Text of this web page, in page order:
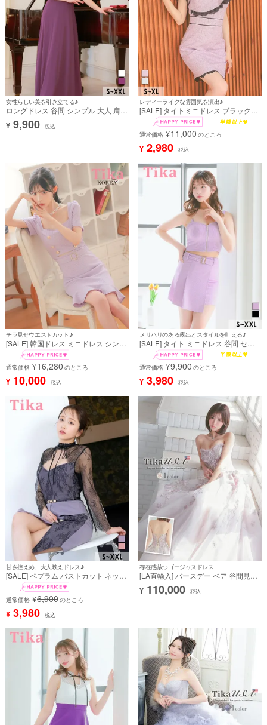
女性らしい美を引き立てる♪
ロングドレス 谷間 シンプル 大人 肩出
し 二の腕カバー ワンカラー シフォン
ドレープ XXL 紫 パープル Aライン タ
¥ 9,900 税込
レディーライクな雰囲気を演出♪
[SALE] タイトミニドレス ブラックレ
ース 上品 ツイード ワンショルダー風
(若林萌々着用)
通常価格 ¥11,000のところ
¥ 2,980 税込
チラ見せウエストカット♪
[SALE] 韓国ドレス ミニドレス シンプ
ル ストレッチ 半袖 ウエストカット パ
フスリーブ ブラジャーのまま ゴール
ドボタン ワッフル 裾フリル 同伴 タイ
ト キャバドレス (緩苺着用) [tk-
mdk5006]
通常価格 ¥16,280のところ
¥ 10,000 税込
メリハリのある露出とスタイルを叶える♪
[SALE] タイト ミニドレス 谷間 セッ
トアップ ストレッチ キャミソール ジ
ップ ウエストベルト アシメプリーツ
キャバドレス (上ノ堀結愛着用)
通常価格 ¥9,900のところ
¥ 3,980 税込
甘さ控えめ、大人映えドレス♪
[SALE] ペプラム バストカット ネック
リボン ウエストベルト付き アシメ 袖
あり 五分袖 谷間魅せ タイト膝丈ドレ
ス (Sサイズ～XXLサイズ) (みりちゃ
む/キャバドレス着用)
通常価格 ¥6,900のところ
¥ 3,980 税込
存在感放つゴージャスドレス_
[LA直輸入] バースデー ベア 谷間見せ
フラワー刺繍レース ゴージャスチュ
ール ラメ Aラインロングドレス (XS
¥ 110,000 税込